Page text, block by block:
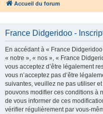
Accueil du forum
France Didgeridoo -
En accédant à « France
« notre », « nos », « France
vous acceptez d’être légalement
vous n’acceptez pas d’être
suivantes, veuillez ne pas utiliser
pouvons modifier ces conditions à
de vous informer de ces
vérifier régulièrement par vous-